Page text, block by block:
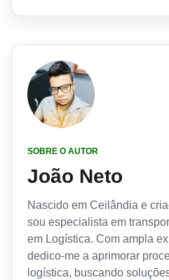
SOBRE O AUTOR
João Neto
Nascido em Ceilândia e
sou especialista em
em Logística. Com ampla
dedico-me a aprimorar
logística, buscando